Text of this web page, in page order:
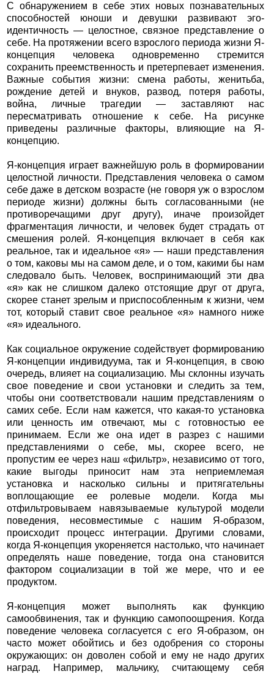
С обнаружением в себе этих новых познавательных
способностей юноши и девушки развивают эго-
идентичность — целостное, связное представление о
себе. На протяжении всего взрослого периода жизни Я-
концепция человека одновременно стремится
сохранить преемственность и претерпевает изменения.
Важные события жизни: смена работы, женитьба,
рождение детей и внуков, развод, потеря работы,
война, личные трагедии — заставляют нас
пересматривать отношение к себе. На рисунке
приведены различные факторы, влияющие на Я-
концепцию.
Я-концепция играет важнейшую роль в формировании
целостной личности. Представления человека о самом
себе даже в детском возрасте (не говоря уж о взрослом
периоде жизни) должны быть согласованными (не
противоречащими друг другу), иначе произойдет
фрагментация личности, и человек будет страдать от
смешения ролей. Я-концепция включает в себя как
реальное, так и идеальное «я» — наши представления
о том, каковы мы на самом деле, и о том, какими бы нам
следовало быть. Человек, воспринимающий эти два
«я» как не слишком далеко отстоящие друг от друга,
скорее станет зрелым и приспособленным к жизни, чем
тот, который ставит свое реальное «я» намного ниже
«я» идеального.
Как социальное окружение содействует формированию
Я-концепции индивидуума, так и Я-концепция, в свою
очередь, влияет на социализацию. Мы склонны изучать
свое поведение и свои установки и следить за тем,
чтобы они соответствовали нашим представлениям о
самих себе. Если нам кажется, что какая-то установка
или ценность им отвечают, мы с готовностью ее
принимаем. Если же она идет в разрез с нашими
представлениями о себе, мы, скорее всего, не
пропустим ее через наш «фильтр», независимо от того,
какие выгоды приносит нам эта неприемлемая
установка и насколько сильны и притягательны
воплощающие ее ролевые модели. Когда мы
отфильтровываем навязываемые культурой модели
поведения, несовместимые с нашим Я-образом,
происходит процесс интеграции. Другими словами,
когда Я-концепция укореняется настолько, что начинает
определять наше поведение, тогда она становится
фактором социализации в той же мере, что и ее
продуктом.
Я-концепция может выполнять как функцию
самообвинения, так и функцию самопоощрения. Когда
поведение человека согласуется с его Я-образом, он
часто может обойтись и без одобрения со стороны
окружающих: он доволен собой и ему не надо других
наград. Например, мальчику, считающему себя